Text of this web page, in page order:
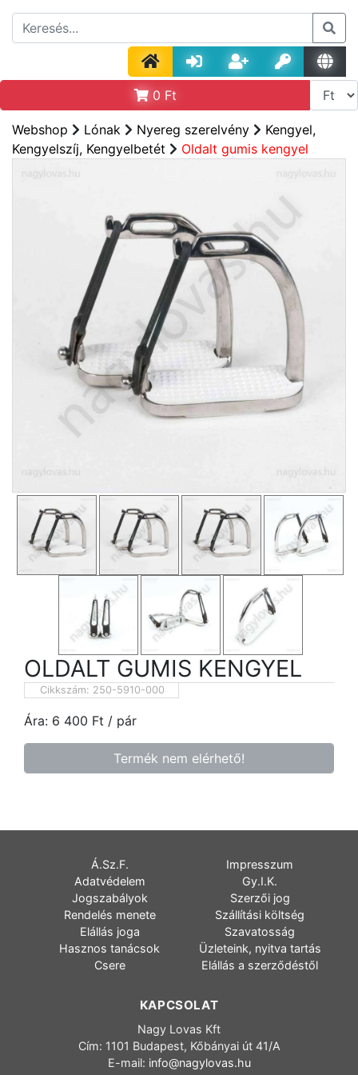
0 Ft
Webshop Lónak Nyereg szerelvény
Kengyel,
Kengyelszíj, Kengyelbetét
Oldalt gumis kengyel
OLDALT GUMIS KENGYEL
Cikkszám: 250-5910-000
Ára: 6 400 Ft / pár
Termék nem elérhető!
Á.Sz.F.
Impresszum
Adatvédelem
Gy.I.K.
Jogszabályok
Szerzői jog
Rendelés menete
Szállítási költség
Elállás joga
Szavatosság
Hasznos tanácsok
Üzleteink, nyitva tartás
Csere
Elállás a szerződéstől
KAPCSOLAT
Nagy Lovas Kft
Cím: 1101 Budapest, Kőbányai út 41/A
E-mail: info@nagylovas.hu